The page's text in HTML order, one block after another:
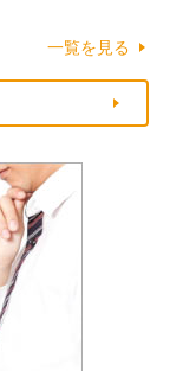
一覧を見る